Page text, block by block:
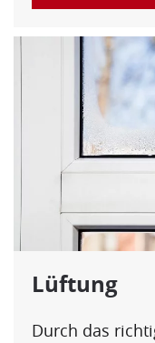
Lüftung
Durch das